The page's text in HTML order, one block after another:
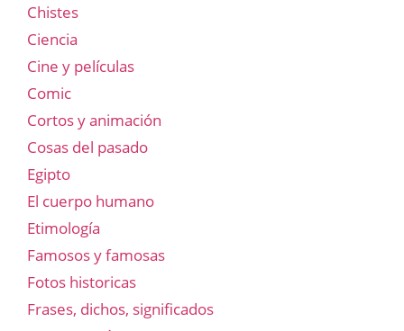
Chistes
Ciencia
Cine y películas
Comic
Cortos y animación
Cosas del pasado
Egipto
El cuerpo humano
Etimología
Famosos y famosas
Fotos historicas
Frases, dichos, significados